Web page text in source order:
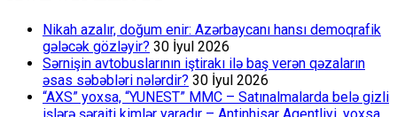
Nikah azalır, doğum enir: Azərbaycanı hansı demoqrafik
gələcək gözləyir? 30 İyul 2026
Sərnişin avtobuslarının iştirakı ilə baş verən qəzaların
əsas səbəbləri nələrdir? 30 İyul 2026
“AXS” yoxsa, “YUNEST” MMC – Satınalmalarda belə gizli